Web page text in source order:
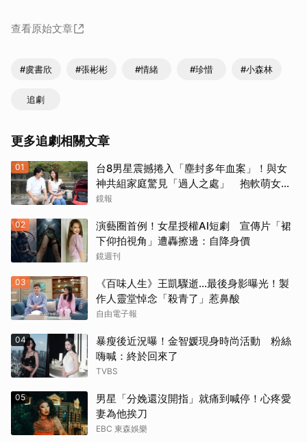
查看原始文章
#虞書欣 #張彬彬 #情緒 #珍惜 #小森林
追劇
更多追劇相關文章
01
台8男星震撼捲入「塵封多年血案」！與女
神共組家庭驚見「過人之處」 抱軟萌女娃
動念再拚一胎
鏡報
02
演藝圈首例！女星授權AI短劇 宣傳片「裙
下仰拍視角」遭轟擦邊：自降身價
鏡週刊
03
《百味人生》王凱驟逝…最後身影曝光！製
作人靈堂悼念「殺青了」惹鼻酸
自由電子報
04
暴瘦後近況曝！金智媛現身時尚活動 粉絲
嗨喊：終於回來了
TVBS
05
男星「分娩還沒開指」就痛到喊停！心疼愛
妻為他挨刀
EBC 東森娛樂